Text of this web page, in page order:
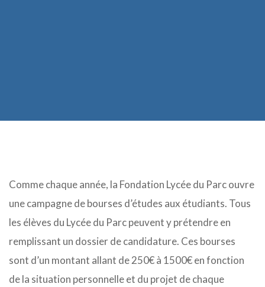
Comme chaque année, la Fondation Lycée du Parc ouvre
une campagne de bourses d’études aux étudiants. Tous
les élèves du Lycée du Parc peuvent y prétendre en
remplissant un dossier de candidature. Ces bourses
sont d’un montant allant de 250€ à 1500€ en fonction
de la situation personnelle et du projet de chaque